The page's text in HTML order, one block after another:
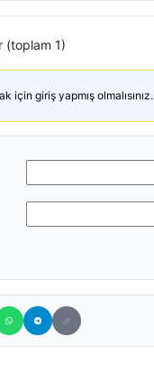
(toplam 1)
için giriş yapmış olmalısınız.